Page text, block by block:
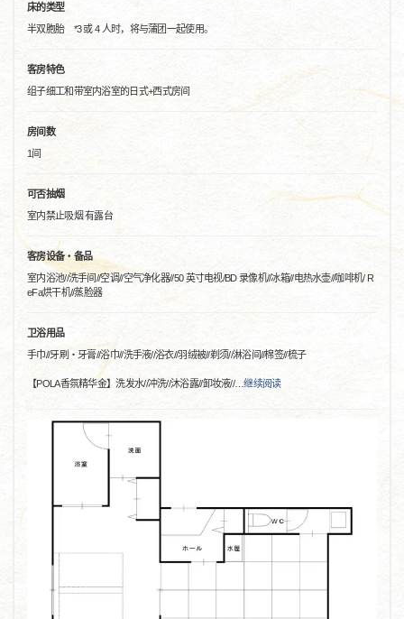
床的类型
半双胞胎 *3 或 4 人时，将与蒲团一起使用。
客房特色
组子细工和带室内浴室的日式+西式房间
房间数
1间
可否抽烟
室内禁止吸烟 有露台
客房设备・备品
室内浴池//洗手间//空调//空气净化器//50 英寸电视/BD 录像机//冰箱//电热水壶//咖啡机/ R
eFa烘干机//蒸脸器
卫浴用品
手巾//牙刷・牙膏//浴巾//洗手液//浴衣//羽绒被//剃须//淋浴间//棉签//梳子
【POLA香氛精华金】洗发水//冲洗//沐浴露//卸妆液//…继续阅读